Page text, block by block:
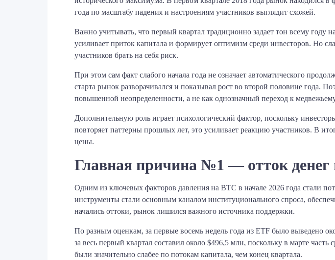
года по масштабу падения и настроениям участников выглядит схожей.
Важно учитывать, что первый квартал традиционно задает тон всему году
усиливает приток капитала и формирует оптимизм среди инвесторов. Но
участников брать на себя риск.
При этом сам факт слабого начала года не означает автоматического
старта рынок разворачивался и показывал рост во второй половине года.
повышенной неопределенности, а не как однозначный переход к
Дополнительную роль играет психологический фактор, поскольку
повторяет паттерны прошлых лет, это усиливает реакцию участников. В
цены.
Главная причина №1 — отток денег
Одним из ключевых факторов давления на BTC в начале 2026 года стали
инструменты стали основным каналом институционального спроса,
начались оттоки, рынок лишился важного источника поддержки.
По разным оценкам, за первые восемь недель года из ETF было выведено
за весь первый квартал составил около $496,5 млн, поскольку в марте часть
были значительно слабее по потокам капитала, чем конец квартала.